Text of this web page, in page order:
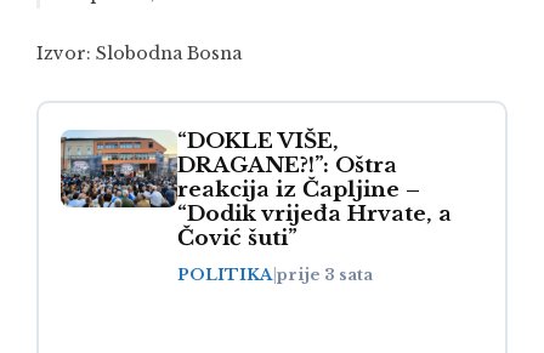
Izvor: Slobodna Bosna
“DOKLE VIŠE,
DRAGANE?!”: Oštra
reakcija iz Čapljine –
“Dodik vrijeđa Hrvate, a
Čović šuti”
POLITIKAprije 3 sata